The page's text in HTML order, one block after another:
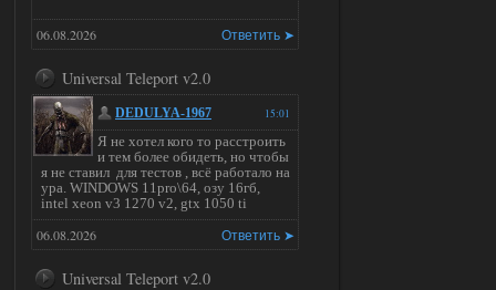
Ответить ➤
06.08.2026
Universal Teleport v2.0
15:01
DEDULYA-1967
Я не хотел кого то расстроить
и тем более обидеть, но чтобы
я не ставил для тестов , всё работало на
ура. WINDOWS 11pro\64, озу 16гб,
intel xeon v3 1270 v2, gtx 1050 ti
Ответить ➤
06.08.2026
Universal Teleport v2.0